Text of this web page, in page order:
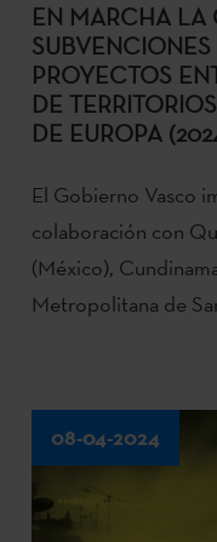
EN MARCHA LA
PROYECTOS
DE
DE EUROPA
El Gobierno Vasco
colaboración con
(México),
Metropolitana de
08-04-2024